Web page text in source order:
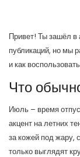
Привет! Ты зашёл в
публикаций, но мы
и как
Что
Июль – время
акцент на летних
за кожей под жару,
только выглядят